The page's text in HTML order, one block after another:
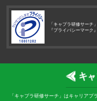
「キャプラ研修サーチ
『プライバシーマーク
「キャプラ研修サーチ」はキャリア